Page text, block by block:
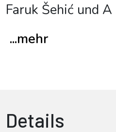
Faruk Šehić und A
...mehr
Details